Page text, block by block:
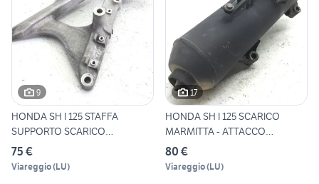
9
HONDA SH I 125 STAFFA
SUPPORTO SCARICO
MARMITTA 20
75 €
Viareggio(LU)
17
HONDA SH I 125 SCARICO
MARMITTA - ATTACCO
PROTEZIO
80 €
Viareggio(LU)